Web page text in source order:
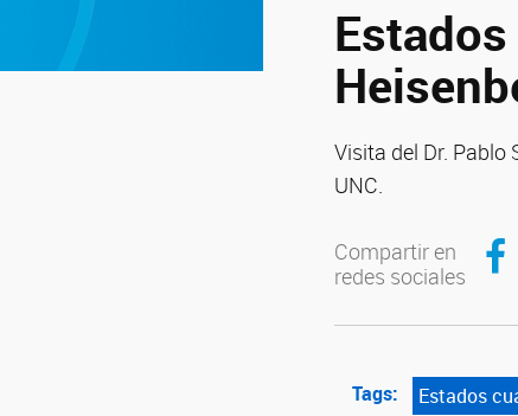
Visita del Dr. Pablo
UNC.
Compartir en
redes sociales
Tags: Estados